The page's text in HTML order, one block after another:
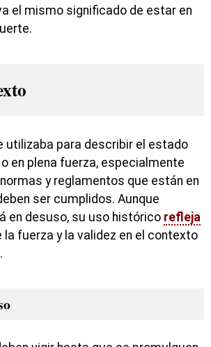
el mismo significado de estar en
utilizaba para describir el estado
en plena fuerza, especialmente
y reglamentos que están en
ser cumplidos. Aunque
en desuso, su uso histórico refleja
la fuerza y la validez en el contexto